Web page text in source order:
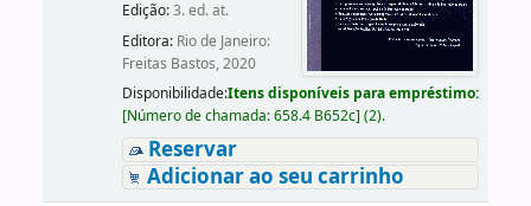
Edição:3. ed. at.
Editora: Rio de Janeiro:
Freitas Bastos, 2020
Disponibilidade:Itens disponíveis para empréstimo:
[Número de chamada:658.4 B652c] (2).
Reservar
Adicionar ao seu carrinho